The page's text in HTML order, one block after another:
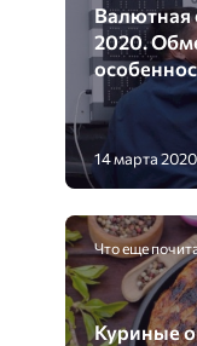
Валютная
2020.
14 марта 2020
Что еще
Куриные